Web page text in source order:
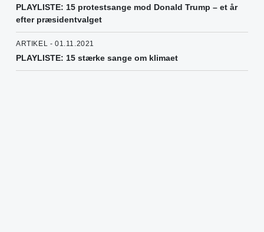
PLAYLISTE: 15 protestsange mod Donald Trump – et år
efter præsidentvalget
ARTIKEL - 01.11.2021
PLAYLISTE: 15 stærke sange om klimaet